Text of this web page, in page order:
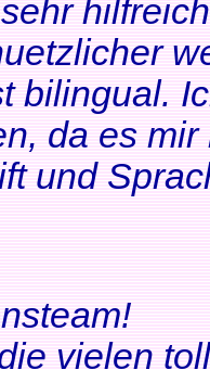
bilingual.
da es
und
vielen